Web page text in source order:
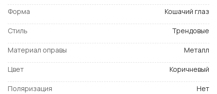
Форма Кошачий глаз
Стиль Трендовые
Материал оправы Металл
Цвет Коричневый
Поляризация Нет